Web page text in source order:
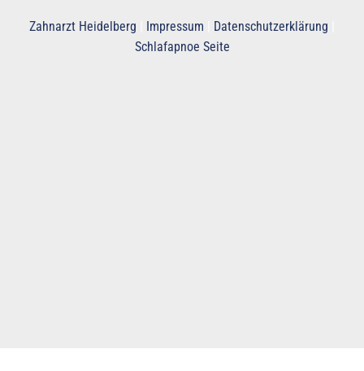
Zahnarzt Heidelberg Impressum Datenschutzerklärung
Schlafapnoe Seite